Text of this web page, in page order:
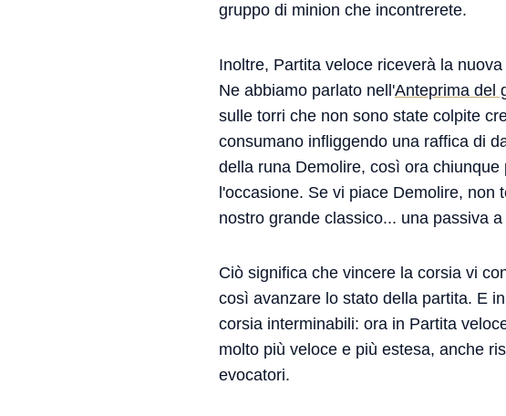
gruppo di minion che incontrerete.
Inoltre, Partita veloce riceverà la
Ne abbiamo parlato nell'Anteprima del
sulle torri che non sono state colpite
consumano infliggendo una raffica di
della runa Demolire, così ora
l'occasione. Se vi piace Demolire,
nostro grande classico... una passiva
Ciò significa che vincere la corsia vi
così avanzare lo stato della partita. E
corsia interminabili: ora in Partita
molto più veloce e più estesa, anche
evocatori.